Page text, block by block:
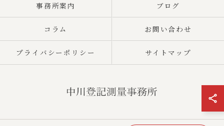
事務所案内 ブログ
コラム お問い合わせ
プライバシーポリシー サイトマップ